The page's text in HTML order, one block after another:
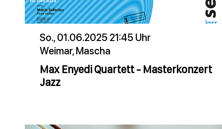
So., 01.06.2025 21:45 Uhr
Weimar, Mascha
Max Enyedi Quartett - Masterkonzert
Jazz